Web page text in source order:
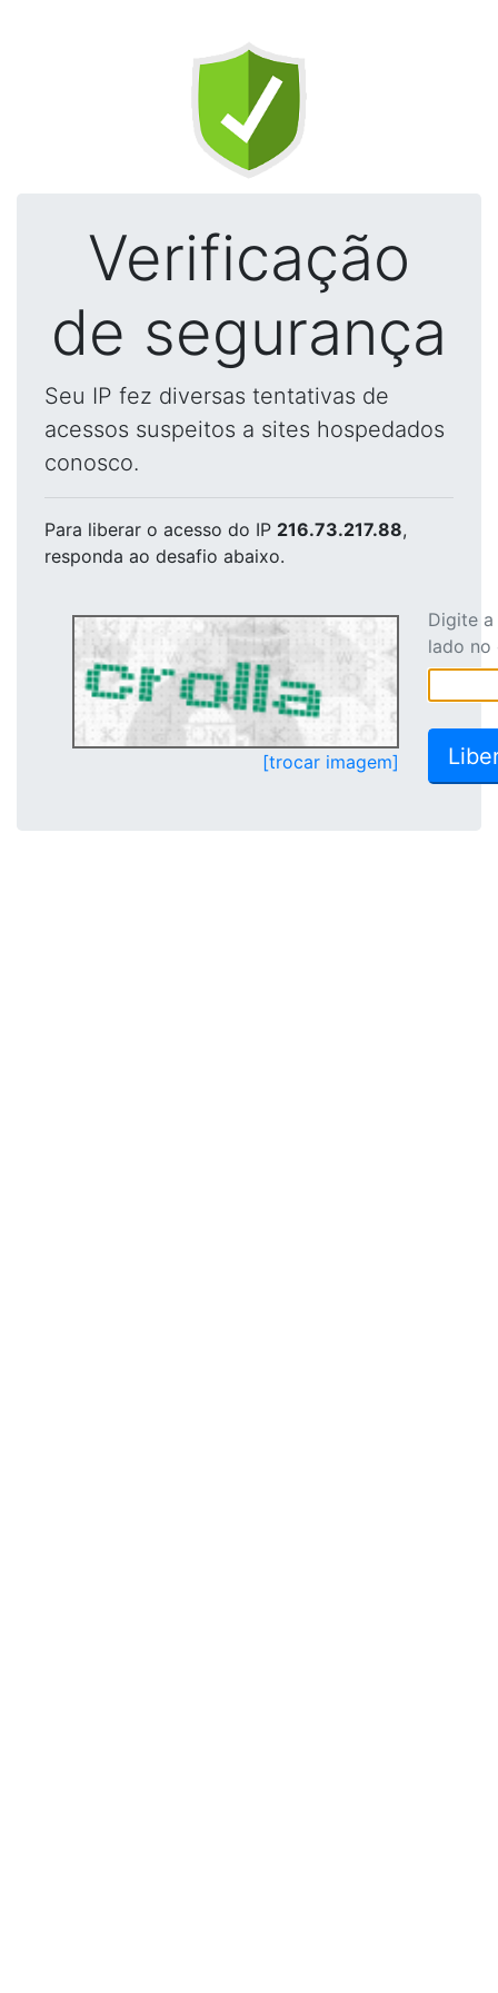
Verificação
de segurança
Seu IP fez diversas tentativas de
acessos suspeitos a sites hospedados
conosco.
Para liberar o acesso do IP 216.73.217.88,
responda ao desafio abaixo.
[trocar imagem]
Digite
lado no